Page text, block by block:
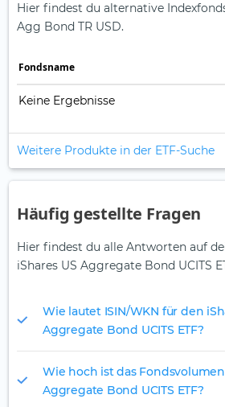
Hier findest du alternative
Agg Bond TR USD.
Fonds­name
Keine Ergebnisse
Weitere Produkte in der ETF-Suche
Häufig gestellte Fragen
Hier findest du alle Antworten auf
iShares US Aggregate Bond UCITS
Wie lautet ISIN/WKN für den
Aggregate Bond UCITS ETF?
Wie hoch ist das Fondsvolumen
Aggregate Bond UCITS ETF?